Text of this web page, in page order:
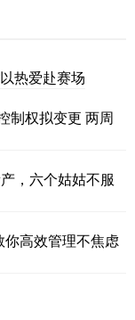
热爱赴赛场
制权拟变更 两周
，六个姑姑不服
高效管理不焦虑